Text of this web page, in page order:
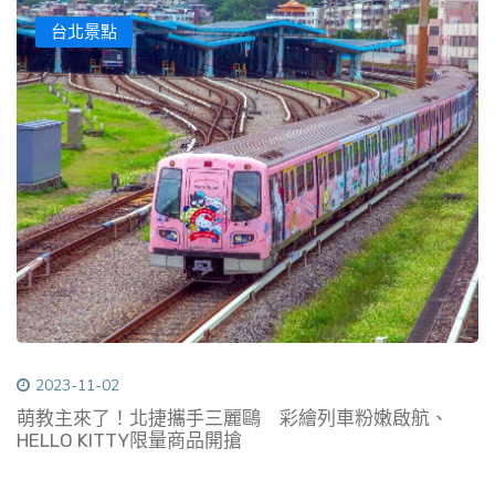
台北景點
2023-11-02
萌教主來了！北捷攜手三麗鷗 彩繪列車粉嫩啟航、
HELLO KITTY限量商品開搶